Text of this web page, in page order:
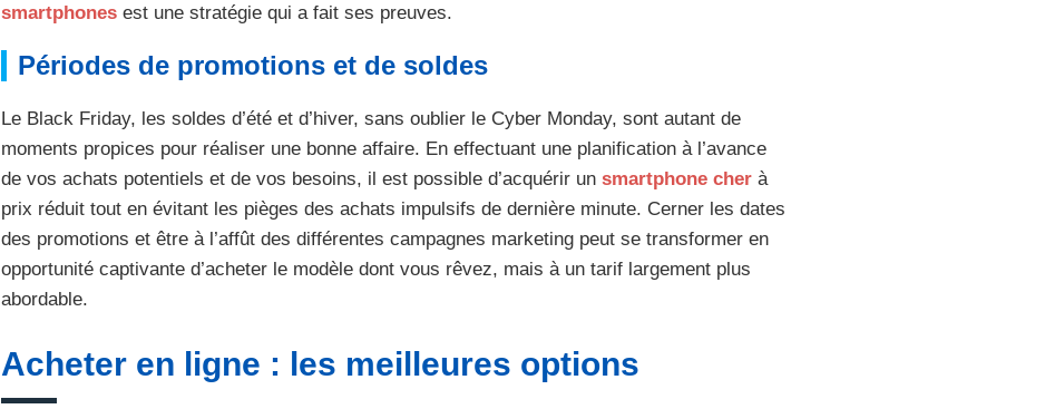
smartphones est une stratégie qui a fait ses preuves.
Périodes de promotions et de soldes
Le Black Friday, les soldes d’été et d’hiver, sans oublier le Cyber Monday, sont autant de
moments propices pour réaliser une bonne affaire. En effectuant une planification à l’avance
de vos achats potentiels et de vos besoins, il est possible d’acquérir un smartphone cher à
prix réduit tout en évitant les pièges des achats impulsifs de dernière minute. Cerner les dates
des promotions et être à l’affût des différentes campagnes marketing peut se transformer en
opportunité captivante d’acheter le modèle dont vous rêvez, mais à un tarif largement plus
abordable.
Acheter en ligne : les meilleures options